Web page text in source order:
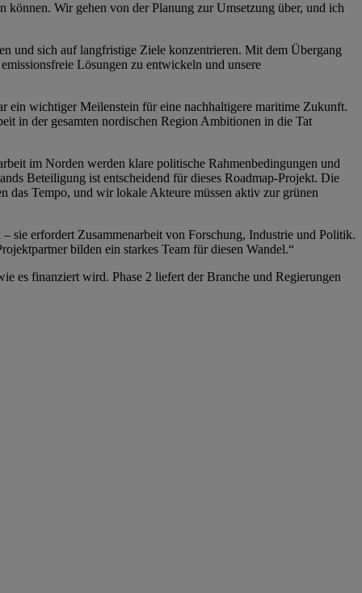
Wir gehen von der Planung zur Umsetzung über, und ich
und sich auf langfristige Ziele konzentrieren. Mit dem Übergang
Lösungen zu entwickeln und unsere
ein wichtiger Meilenstein für eine nachhaltigere maritime Zukunft.
in der gesamten nordischen Region Ambitionen in die Tat
im Norden werden klare politische Rahmenbedingungen und
Beteiligung ist entscheidend für dieses Roadmap-Projekt. Die
das Tempo, und wir lokale Akteure müssen aktiv zur grünen
sie erfordert Zusammenarbeit von Forschung, Industrie und Politik.
bilden ein starkes Team für diesen Wandel.“
es finanziert wird. Phase 2 liefert der Branche und Regierungen